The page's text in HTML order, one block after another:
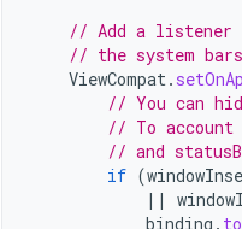
// Add a listener
// the system
ViewCompat.
// You can
// To
// and
if (
||
binding .